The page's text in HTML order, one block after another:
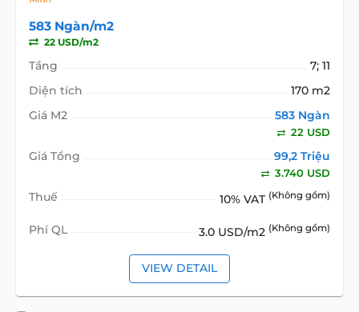
583 Ngàn/m2
22 USD/m2
Tầng
7; 11
Diện tích
170 m2
Giá M2
583 Ngàn
22 USD
Giá Tổng 99,2 Triệu
3.740 USD
Thuế 10% VAT (Không gồm)
Phí QL 3.0 USD/m2 (Không gồm)
VIEW DETAIL